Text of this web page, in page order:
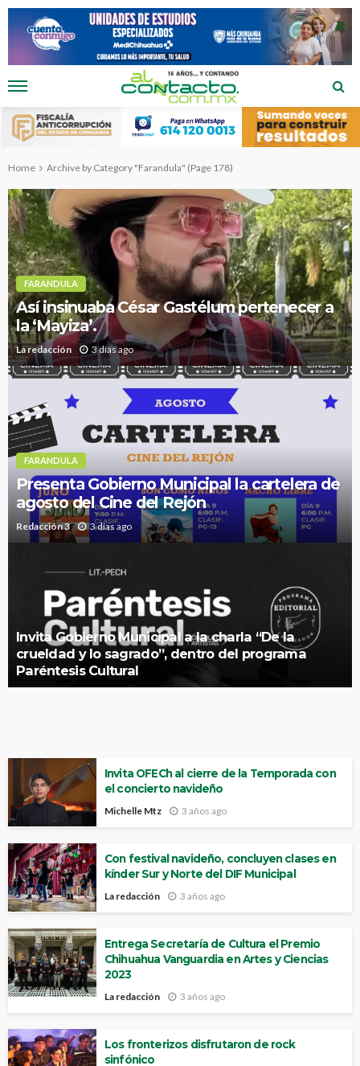
Home Archive by Category "Farandula" (Page 178)
FARANDULA
Así insinuaba César Gastélum pertenecer a
la ‘Mayiza’.
La redacción 3 días ago
FARANDULA
Presenta Gobierno Municipal la cartelera de
agosto del Cine del Rejón
Redacción 3 3 días ago
Invita Gobierno Municipal a la charla “De la
crueldad y lo sagrado”, dentro del programa
Paréntesis Cultural
Invita OFECh al cierre de la Temporada con
el concierto navideño
Michelle Mtz 3 años ago
Con festival navideño, concluyen clases en
kínder Sur y Norte del DIF Municipal
La redacción 3 años ago
Entrega Secretaría de Cultura el Premio
Chihuahua Vanguardia en Artes y Ciencias
2023
La redacción 3 años ago
Los fronterizos disfrutaron de rock
sinfónico